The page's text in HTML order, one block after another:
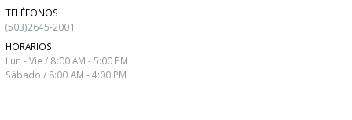
TELÉFONOS
(503)2645-2001
HORARIOS
Lun - Vie / 8:00 AM - 5:00 PM
Sábado / 8:00 AM - 4:00 PM